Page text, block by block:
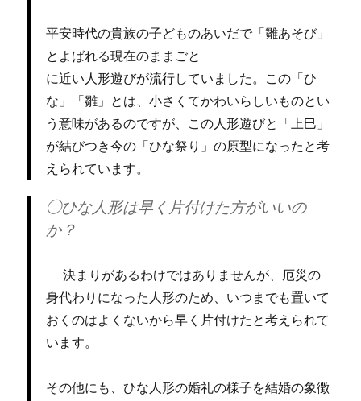
平安時代の貴族の子どものあいだで「雛あそび」
とよばれる現在のままごと
に近い人形遊びが流行していました。この「ひ
な」「雛」とは、小さくてかわいらしいものとい
う意味があるのですが、この人形遊びと「上巳」
が結びつき今の「ひな祭り」の原型になったと考
えられています。
◯ひな人形は早く片付けた方がいいの
か？
決まりがあるわけではありませんが、厄災の
身代わりになった人形のため、いつまでも置いて
おくのはよくないから早く片付けたと考えられて
います。
その他にも、ひな人形の婚礼の様子を結婚の象徴